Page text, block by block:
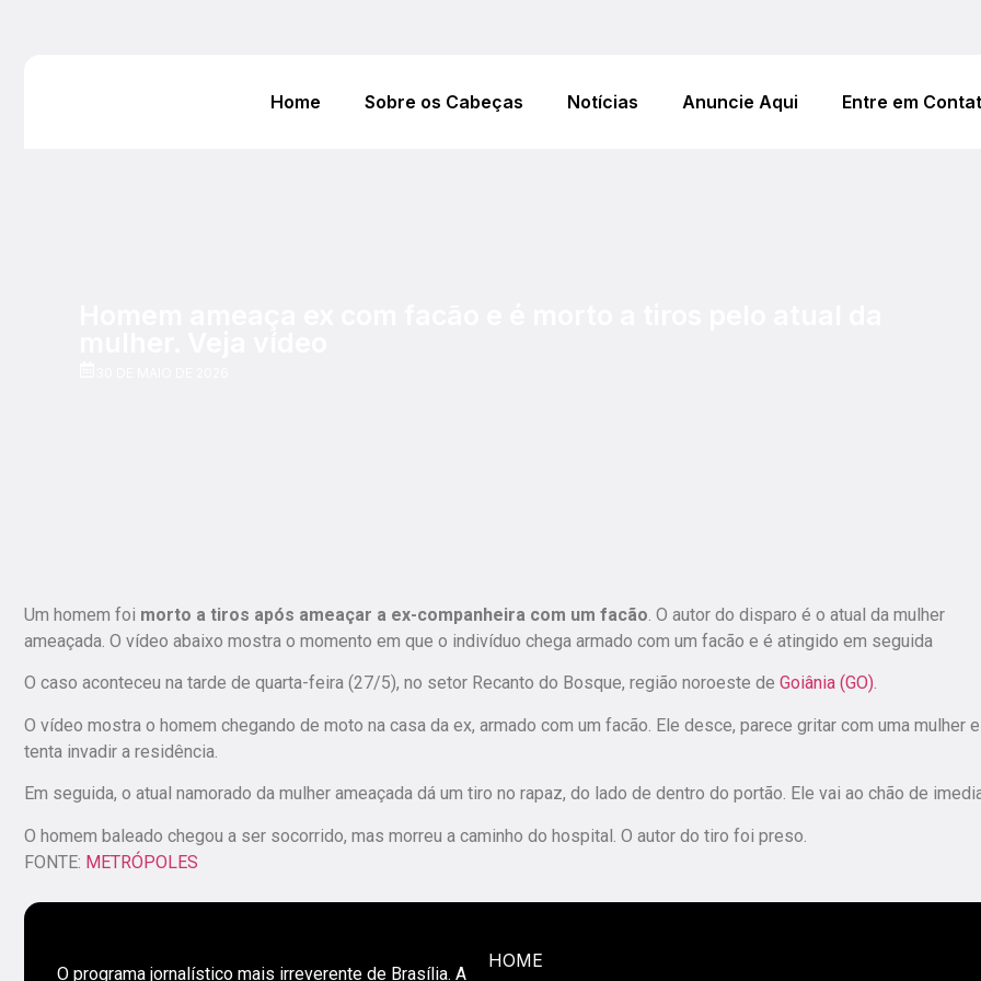
Home Sobre os Cabeças Notícias Anuncie Aqui Entre em
Um homem foi morto a tiros após ameaçar a ex-companheira com um facão. O autor do disparo é o atual da mulher
ameaçada. O vídeo abaixo mostra o momento em que o indivíduo chega armado com um facão e é atingido em seguida
O caso aconteceu na tarde de quarta-feira (27/5), no setor Recanto do Bosque, região noroeste de Goiânia (GO).
O vídeo mostra o homem chegando de moto na casa da ex, armado com um facão. Ele desce, parece gritar com uma mulher e
tenta invadir a residência.
Em seguida, o atual namorado da mulher ameaçada dá um tiro no rapaz, do lado de dentro do portão. Ele vai ao chão de
O homem baleado chegou a ser socorrido, mas morreu a caminho do hospital. O autor do tiro foi preso.
FONTE: METRÓPOLES
O programa jornalístico mais irreverente de Brasília. A
HOME